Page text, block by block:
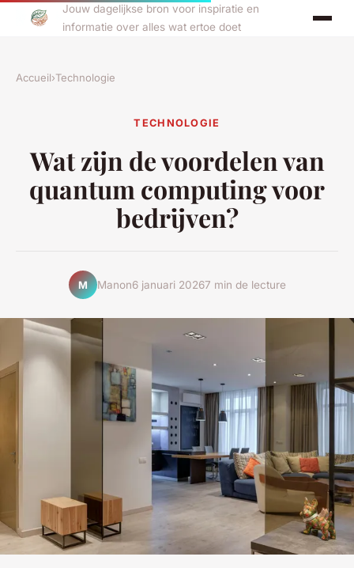
Jouw dagelijkse bron voor inspiratie en
informatie over alles wat ertoe doet
Accueil›Technologie
TECHNOLOGIE
Wat zijn de voordelen van
quantum computing voor
bedrijven?
M Manon6 januari 20267 min de lecture